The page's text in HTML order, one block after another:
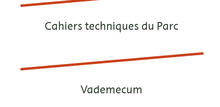
Cahiers techniques du Parc
Vademecum